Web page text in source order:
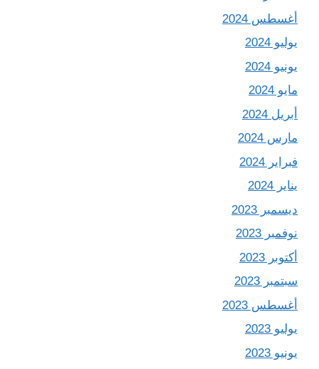
أغسطس 2024
يوليو 2024
يونيو 2024
مايو 2024
أبريل 2024
مارس 2024
فبراير 2024
يناير 2024
ديسمبر 2023
نوفمبر 2023
أكتوبر 2023
سبتمبر 2023
أغسطس 2023
يوليو 2023
يونيو 2023